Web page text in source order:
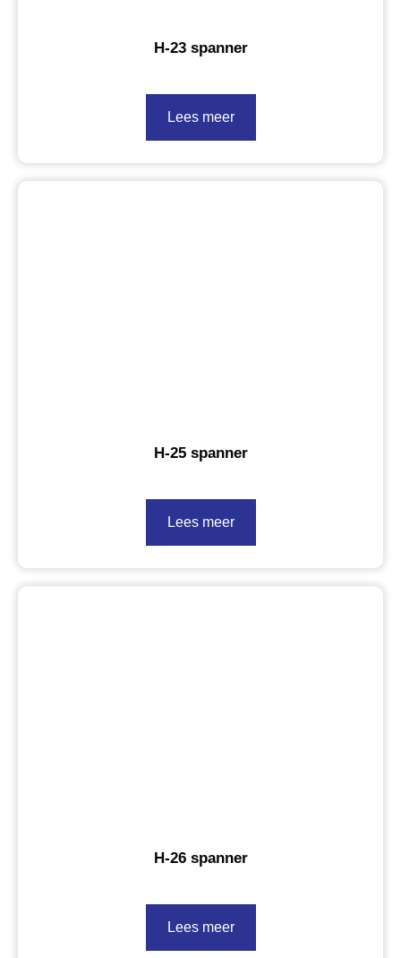
H-23 spanner
Lees meer
H-25 spanner
Lees meer
H-26 spanner
Lees meer